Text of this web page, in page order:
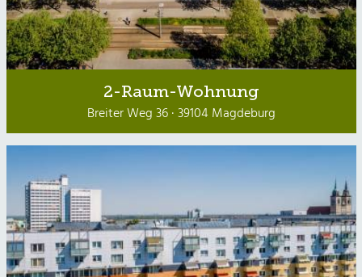
2-Raum-Wohnung
Breiter Weg 36 · 39104 Magdeburg